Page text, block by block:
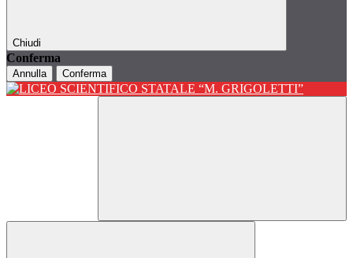
Chiudi
Conferma
Annulla Conferma